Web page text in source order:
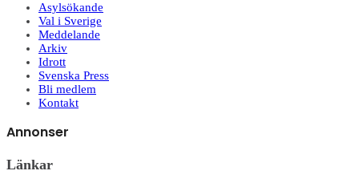
Asylsökande
Val i Sverige
Meddelande
Arkiv
Idrott
Svenska Press
Bli medlem
Kontakt
Annonser
Länkar